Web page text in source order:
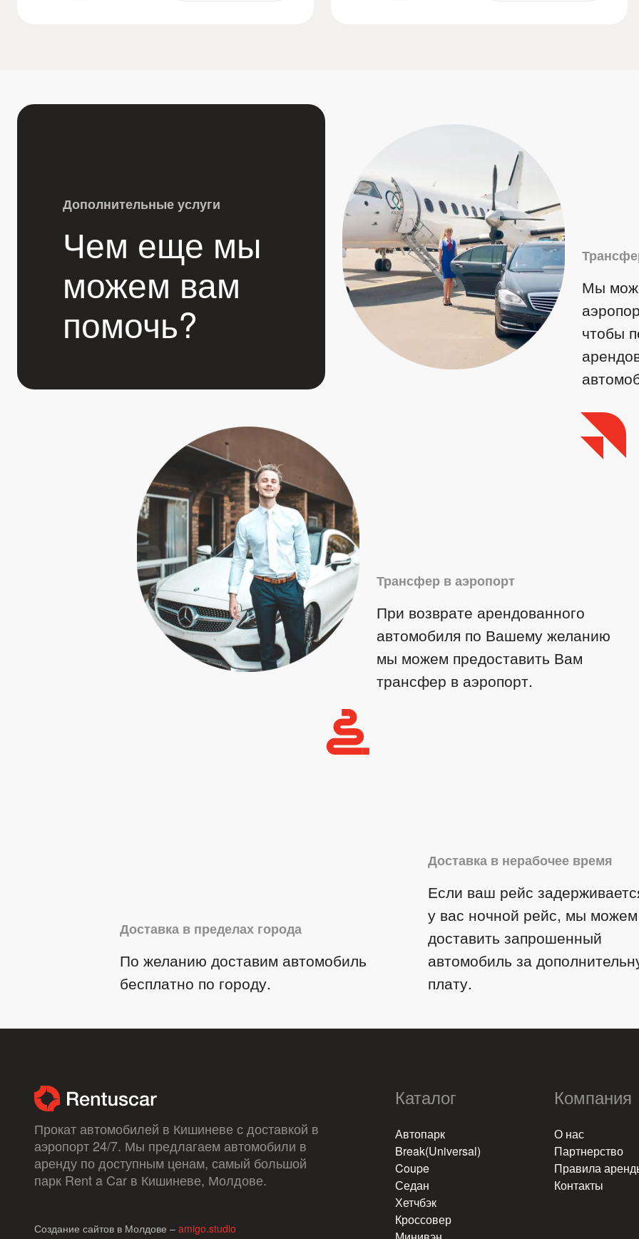
Дополнительные услуги
Чем еще мы
можем вам
помочь?
Мы
чтобы
Трансфер в аэропорт
При возврате арендованного
автомобиля по Вашему желанию
мы можем предоставить Вам
трансфер в аэропорт.
Доставка в пределах города
По желанию доставим автомобиль
бесплатно по городу.
Доставка в нерабочее время
Если ваш рейс
у вас ночной рейс, мы можем
доставить запрошенный
автомобиль за
плату.
Прокат автомобилей в Кишиневе с доставкой в ​​
аэропорт 24/7. Мы предлагаем автомобили в
аренду по доступным ценам, самый большой
парк Rent a Car в Кишиневе, Молдове.
Создание сайтов в Молдове – amigo.studio
Каталог
Автопарк
Break(Universal)
Coupe
Седан
Хетчбэк
Кроссовер
Компания
О нас
Партнерство
Правила
Контакты